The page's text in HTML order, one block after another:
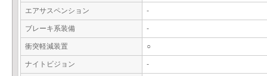
エアサスペンション -
ブレーキ系装備 -
衝突軽減装置 ○
ナイトビジョン -